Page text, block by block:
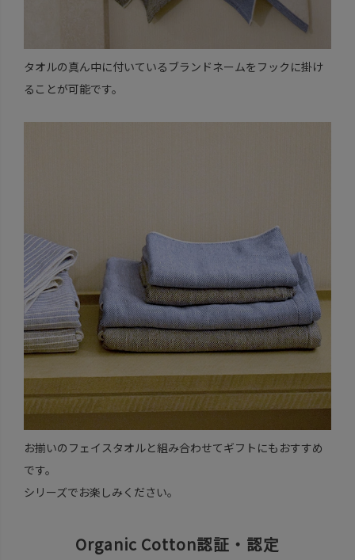
タオルの真ん中に付いているブランドネームをフックに掛け
ることが可能です。
お揃いのフェイスタオルと組み合わせてギフトにもおすすめ
です。
シリーズでお楽しみください。
Organic Cotton認証・認定